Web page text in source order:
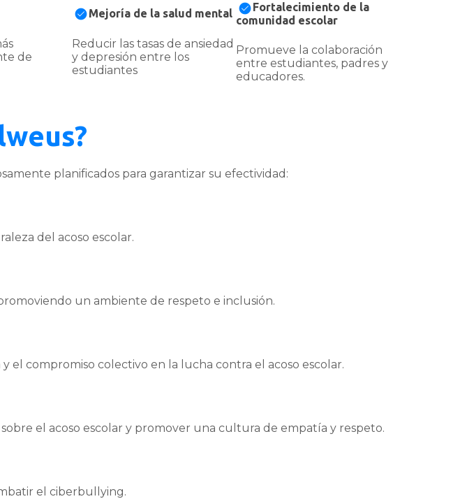
de
Mejoría de la salud mental
Reducir las tasas de ansiedad
y depresión entre los
estudiantes
Fortalecimiento de la
comunidad escolar
Promueve la colaboración
entre estudiantes, padres y
educadores.
planificados para garantizar su efectividad:
del acoso escolar.
un ambiente de respeto e inclusión.
el compromiso colectivo en la lucha contra el acoso escolar.
el acoso escolar y promover una cultura de empatía y respeto.
el ciberbullying.